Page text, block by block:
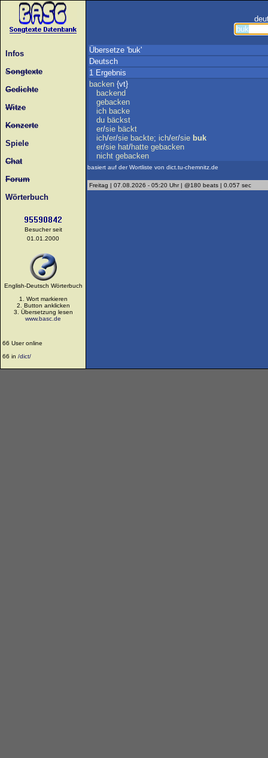
Infos
Songtexte
Gedichte
Witze
Konzerte
Spiele
Chat
Forum
Wörterbuch
Besucher seit
01.01.2000
English-Deutsch Wörterbuch
1. Wort markieren
2. Button anklicken
3. Übersetzung lesen
www.basc.de
66 User online
66 in /dict/
Übersetze 'buk'
Deutsch
1 Ergebnis
backen {vt}
backend
gebacken
ich backe
du bäckst
er/sie bäckt
ich/er/sie backte; ich/er/sie buk
er/sie hat/hatte gebacken
nicht gebacken
basiert auf der Wortliste von dict.tu-chemnitz.de
Freitag | 07.08.2026 - 05:20 Uhr | @180 beats | 0.057 sec